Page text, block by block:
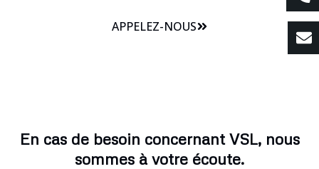
APPELEZ-NOUS
En cas de besoin concernant VSL, nous
sommes à votre écoute.